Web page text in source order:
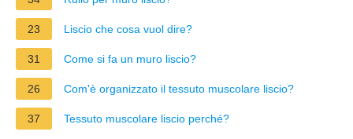
23 Liscio che cosa vuol dire?
31 Come si fa un muro liscio?
26 Com'è organizzato il tessuto muscolare liscio?
37 Tessuto muscolare liscio perché?